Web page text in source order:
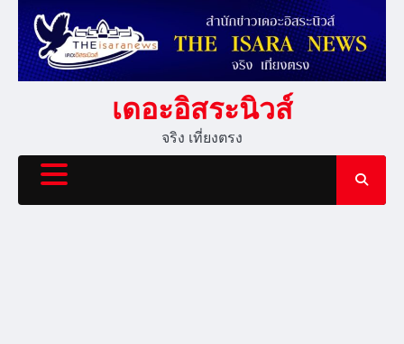
content
เดอะอิสระนิวส์
จริง เที่ยงตรง